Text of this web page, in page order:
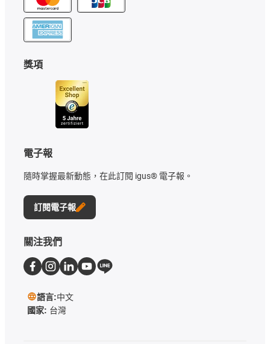
獎項
電子報
隨時掌握最新動態，在此訂閱 igus® 電子報。
訂閱電子報
關注我們
語言:中文
國家: 台灣